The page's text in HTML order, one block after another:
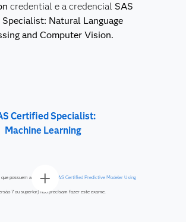
credential e a credencial SAS
Natural Language
and Computer Vision.
Certified Specialist:
Machine Learning
possuem a credencial SAS Certified Predictive Modeler Using
7 ou superior) não precisam fazer este exame.